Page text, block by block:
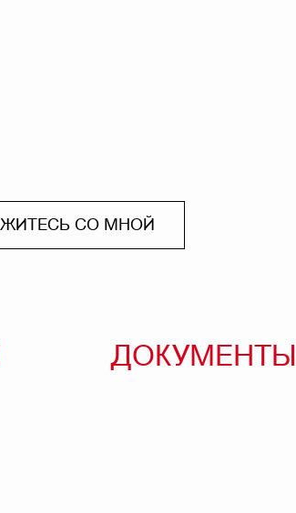
СО МНОЙ
ДОКУМЕНТЫ